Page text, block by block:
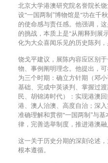
北京大学港澳研究院名誉院长
设“一国两制”博物馆是“功在千
的使命感与责任感。他强调，
的挑战，本质上是“从阐释到展
化为大众喜闻乐见的历史陈列，
饶戈平建议，展陈内容应区别
物、事例阐明理念。他提出，
为三个时期：确立方针期（邓
基础、完成中英谈判、掌握过
民、胡锦涛时代）：实现港澳
港、澳人治澳、高度自治；深
准确理解和贯彻“一国两制”与
律，完善选举制度，推进港澳融
这一关于历史分期的深刻论述
根本遵循。